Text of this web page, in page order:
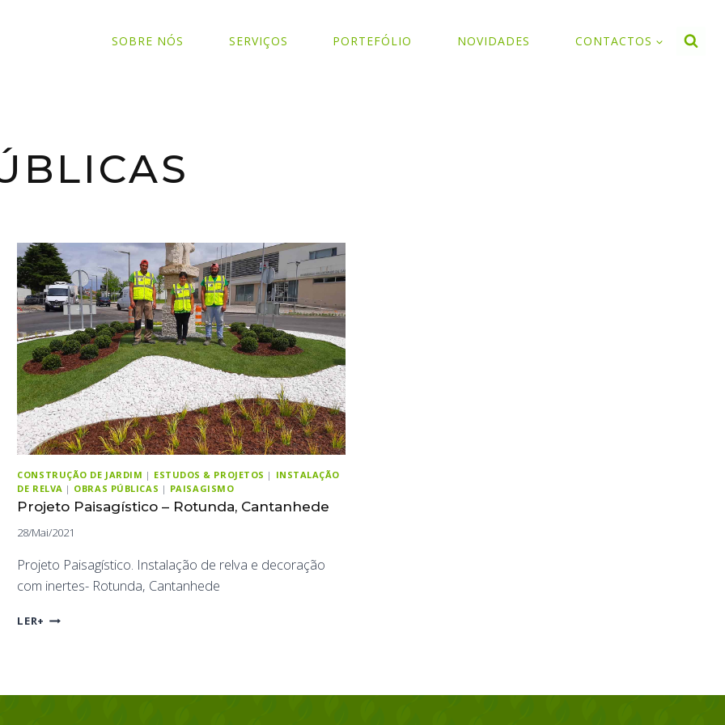
SOBRE NÓS SERVIÇOS PORTEFÓLIO NOVIDADES CONTACTOS
CONSTRUÇÃO DE JARDIM | ESTUDOS & PROJETOS | INSTALAÇÃO
DE RELVA | OBRAS PÚBLICAS | PAISAGISMO
Projeto Paisagístico – Rotunda, Cantanhede
28/Mai/2021
Projeto Paisagístico. Instalação de relva e decoração
com inertes- Rotunda, Cantanhede
LER+ PROJETO